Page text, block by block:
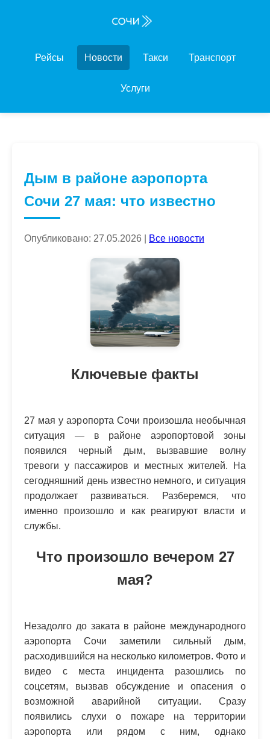
Рейсы Новости Такси Транспорт
Услуги
Дым в районе аэропорта
Сочи 27 мая: что известно
Опубликовано: 27.05.2026 | Все новости
Ключевые факты
27 мая у аэропорта Сочи произошла необычная
ситуация — в районе аэропортовой зоны
появился черный дым, вызвавшие волну
тревоги у пассажиров и местных жителей. На
сегодняшний день известно немного, и ситуация
продолжает развиваться. Разберемся, что
именно произошло и как реагируют власти и
службы.
Что произошло вечером 27
мая?
Незадолго до заката в районе международного
аэропорта Сочи заметили сильный дым,
расходившийся на несколько километров. Фото и
видео с места инцидента разошлись по
соцсетям, вызвав обсуждение и опасения о
возможной аварийной ситуации. Сразу
появились слухи о пожаре на территории
аэропорта или рядом с ним, однако